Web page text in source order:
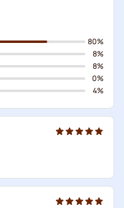
80%
8%
8%
0%
4%